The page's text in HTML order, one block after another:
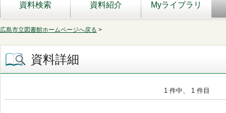
資料検索 資料紹介 Myライブラリ
広島市立図書館ホームページへ戻る >
資料詳細
1 件中、 1 件目